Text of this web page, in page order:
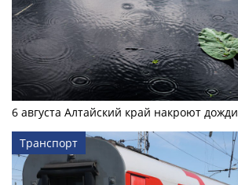
6 августа Алтайский край накроют дожди
Транспорт